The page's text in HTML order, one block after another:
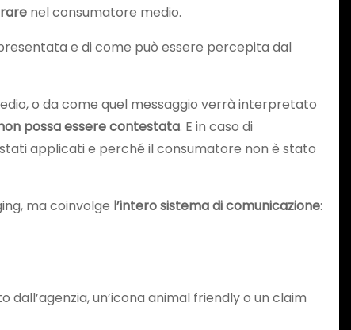
nel consumatore medio.
e di come può essere percepita dal
o da come quel messaggio verrà interpretato
possa essere contestata. E in caso di
applicati e perché il consumatore non è stato
ma coinvolge l’intero sistema di comunicazione:
un’icona animal friendly o un claim